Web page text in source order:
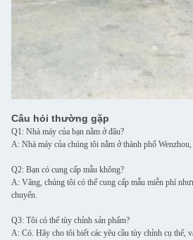
Câu hỏi thường gặp
Q1: Nhà máy của bạn nằm ở đâu?
A: Nhà máy của chúng tôi nằm ở thành phố
Q2: Bạn có cung cấp mẫu không?
A: Vâng, chúng tôi có thể cung cấp mẫu miễn phí
chuyển.
Q3: Tôi có thể tùy chỉnh sản phẩm?
A: Có. Hãy cho tôi biết các yêu cầu tùy chỉnh cụ thể,